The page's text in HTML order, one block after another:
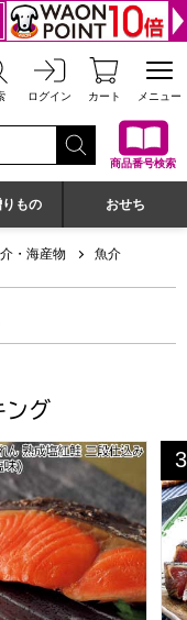
イオンショップ
ログイン カート メニュー
商品番号検索
もの おせち
・海産物 魚介
ング
たて貝柱【夏の贈り
ょれん 熟成塩紅鮭 3
位